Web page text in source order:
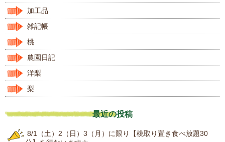
加工品
雑記帳
桃
農園日記
洋梨
梨
最近の投稿
8/1（土）2（日）3（月）に限り【桃取り置き食べ放題30